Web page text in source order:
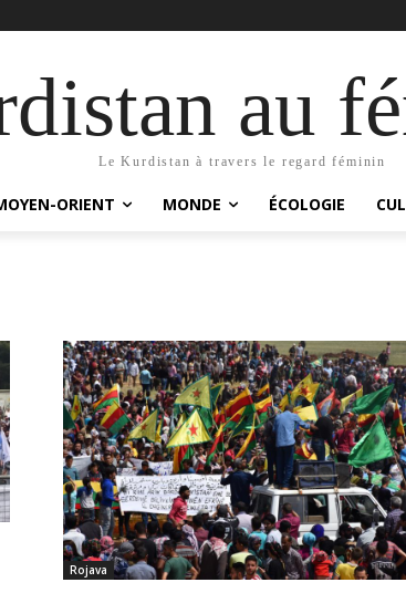
au
Le Kurdistan à travers le regard féminin
ORIENT MONDE ÉCOLOGIE
Rojava